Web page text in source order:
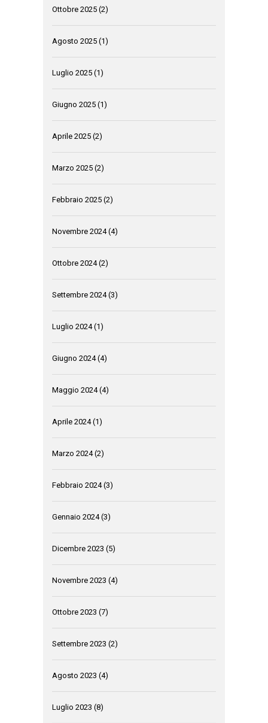
Ottobre 2025 (2)
Agosto 2025 (1)
Luglio 2025 (1)
Giugno 2025 (1)
Aprile 2025 (2)
Marzo 2025 (2)
Febbraio 2025 (2)
Novembre 2024(4)
Ottobre 2024(2)
Settembre 2024(3)
Luglio 2024(1)
Giugno 2024(4)
Maggio 2024(4)
Aprile 2024(1)
Marzo 2024(2)
Febbraio 2024(3)
Gennaio 2024(3)
Dicembre 2023 (5)
Novembre 2023 (4)
Ottobre 2023 (7)
Settembre 2023 (2)
Agosto 2023 (4)
Luglio 2023 (8)